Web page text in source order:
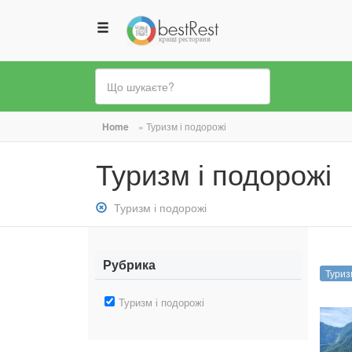
Ви
є
тут
Home » Туризм і подорожі
Туризм і подорожі
Зняти
фільтр:
і
подорожі
Туризм і подорожі
Рубрика
ЗнятиТуризм і подорожі